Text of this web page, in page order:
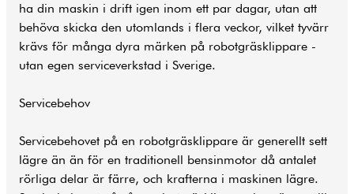
ha din maskin i drift igen inom ett par dagar, utan att
behöva skicka den utomlands i flera veckor, vilket tyvärr
krävs för många dyra märken på robotgräsklippare -
utan egen serviceverkstad i Sverige.
Servicebehov
Servicebehovet på en robotgräsklippare är generellt sett
lägre än än för en traditionell bensinmotor då antalet
rörliga delar är färre, och krafterna i maskinen lägre.